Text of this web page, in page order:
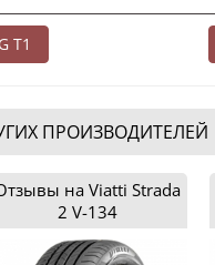
T1
ПРОИЗВОДИТЕЛЕЙ
на Viatti Strada
2 V-134